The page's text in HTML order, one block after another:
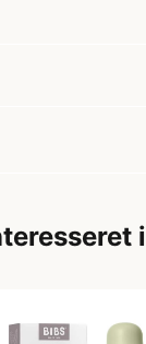
i